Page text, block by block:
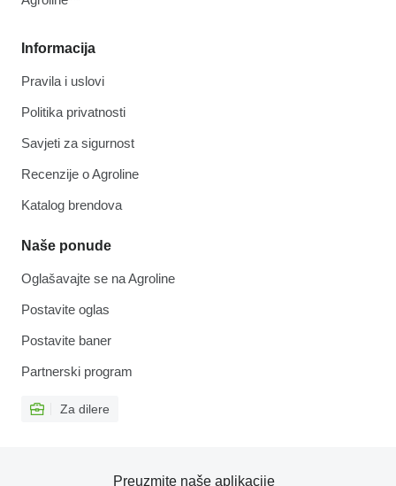
Informacija
Pravila i uslovi
Politika privatnosti
Savjeti za sigurnost
Recenzije o Agroline
Katalog brendova
Naše ponude
Oglašavajte se na Agroline
Postavite oglas
Postavite baner
Partnerski program
Za dilere
Preuzmite naše aplikacije